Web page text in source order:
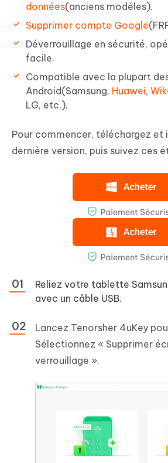
données(anciens modéles).
Supprimer compte Google
Déverrouillage en sécurité,
facile.
Compatible avec la plupart
Android(Samsung, Huawei,
LG, etc.).
Pour commencer, téléchargez et
dernière version, puis suivez ces
Reliez votre tablette
avec un câble USB.
Lancez Tenorsher 4uKey
Sélectionnez « Supprimer
verrouillage ».